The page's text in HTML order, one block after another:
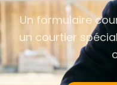
Un formulaire
un courtier